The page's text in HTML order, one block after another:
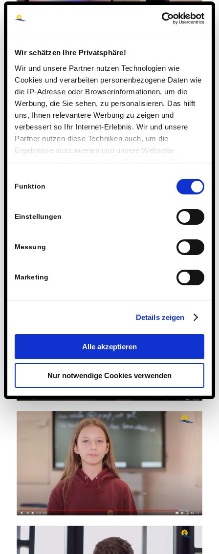
Wir schätzen Ihre Privatsphäre!
Wir und unsere Partner nutzen Technologien wie
Cookies und verarbeiten personenbezogene Daten wie
die IP-Adresse oder Browserinformationen, um die
Werbung, die Sie sehen, zu personalisieren. Das hilft
uns, Ihnen relevantere Werbung zu zeigen und
verbessert so Ihr Internet-Erlebnis. Wir und unsere
Partner nutzen diese Techniken auch, um die
Ergebnisse auszuwerten und unsere Webseite
anzupassen. Wir schätzen Ihre Privatsphäre. Daher
Technologien.
Funktion
Einstellungen
Messung
Marketing
Details zeigen
Alle akzeptieren
Nur notwendige Cookies verwenden